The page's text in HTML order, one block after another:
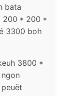
bata
200 * 200 *
3300 boh
3800 *